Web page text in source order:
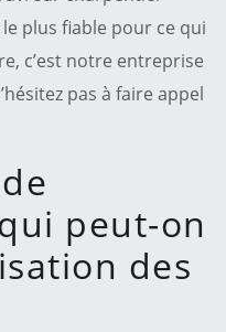
plus fiable pour ce qui
c’est notre entreprise
pas à faire appel
peut-on
des